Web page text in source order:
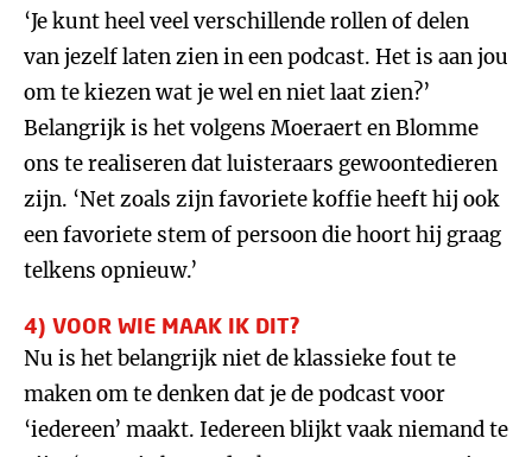
‘Je kunt heel veel verschillende rollen of delen
van jezelf laten zien in een podcast. Het is aan jou
om te kiezen wat je wel en niet laat zien?’
Belangrijk is het volgens Moeraert en Blomme
ons te realiseren dat luisteraars gewoontedieren
zijn. ‘Net zoals zijn favoriete koffie heeft hij ook
een favoriete stem of persoon die hoort hij graag
telkens opnieuw.’
4) VOOR WIE MAAK IK DIT?
Nu is het belangrijk niet de klassieke fout te
maken om te denken dat je de podcast voor
‘iedereen’ maakt. Iedereen blijkt vaak niemand te